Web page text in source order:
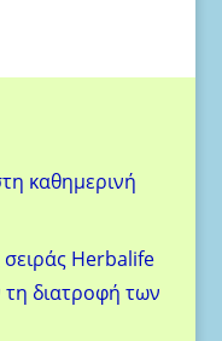
καθημερινή
Herbalife
διατροφή των